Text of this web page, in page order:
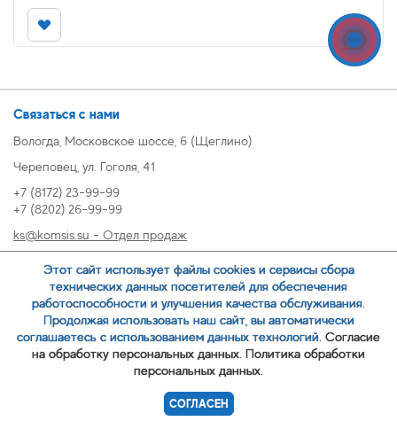
Связаться с нами
Вологда, Московское шоссе, 6 (Щеглино)
Череповец, ул. Гоголя, 41
+7 (8172) 23-99-99
+7 (8202) 26-99-99
ks@komsis.su - Отдел продаж
oz@komsis.su - Отдел закупок
ЗАКАЗАТЬ ЗВОНОК
Политика обработки персональных данных
Этот сайт использует файлы cookies и сервисы сбора
технических данных посетителей для обеспечения
работоспособности и улучшения качества обслуживания.
Продолжая использовать наш сайт, вы автоматически
соглашаетесь с использованием данных технологий. Согласие
на обработку персональных данных. Политика обработки
персональных данных.
СОГЛАСЕН